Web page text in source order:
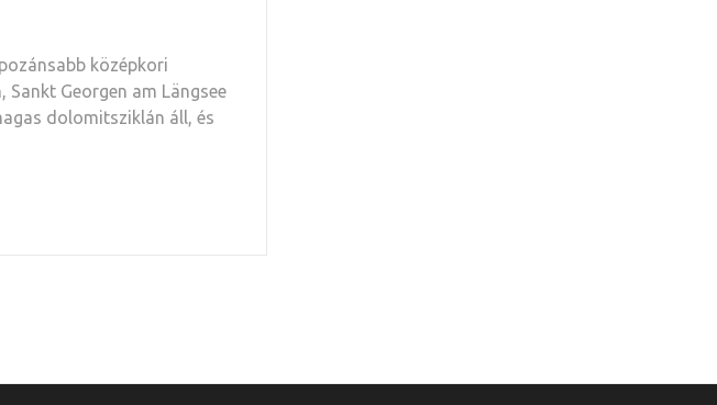
középkori
Georgen am Längsee
dolomitsziklán áll, és